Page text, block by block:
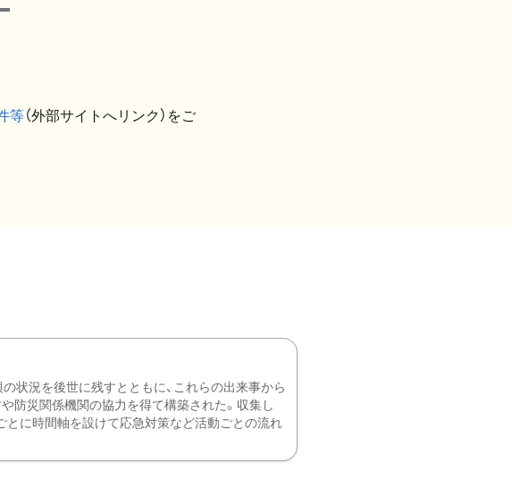
等（外部サイトへリンク）をご
状況を後世に残すとともに、これらの出来事から
防災関係機関の協力を得て構築された。収集し
とに時間軸を設けて応急対策など活動ごとの流れ